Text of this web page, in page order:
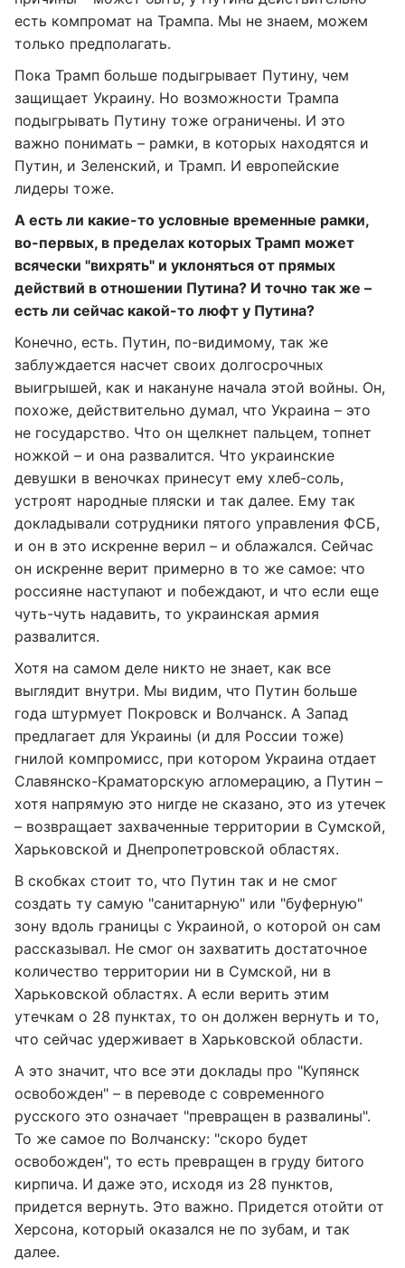
есть компромат на Трампа. Мы не знаем, можем
только предполагать.
Пока Трамп больше подыгрывает Путину, чем
защищает Украину. Но возможности Трампа
подыгрывать Путину тоже ограничены. И это
важно понимать – рамки, в которых находятся и
Путин, и Зеленский, и Трамп. И европейские
лидеры тоже.
А есть ли какие-то условные временные рамки,
во-первых, в пределах которых Трамп может
всячески "вихрять" и уклоняться от прямых
действий в отношении Путина? И точно так же –
есть ли сейчас какой-то люфт у Путина?
Конечно, есть. Путин, по-видимому, так же
заблуждается насчет своих долгосрочных
выигрышей, как и накануне начала этой войны. Он,
похоже, действительно думал, что Украина – это
не государство. Что он щелкнет пальцем, топнет
ножкой – и она развалится. Что украинские
девушки в веночках принесут ему хлеб-соль,
устроят народные пляски и так далее. Ему так
докладывали сотрудники пятого управления ФСБ,
и он в это искренне верил – и облажался. Сейчас
он искренне верит примерно в то же самое: что
россияне наступают и побеждают, и что если еще
чуть-чуть надавить, то украинская армия
развалится.
Хотя на самом деле никто не знает, как все
выглядит внутри. Мы видим, что Путин больше
года штурмует Покровск и Волчанск. А Запад
предлагает для Украины (и для России тоже)
гнилой компромисс, при котором Украина отдает
Славянско-Краматорскую агломерацию, а Путин –
хотя напрямую это нигде не сказано, это из утечек
– возвращает захваченные территории в Сумской,
Харьковской и Днепропетровской областях.
В скобках стоит то, что Путин так и не смог
создать ту самую "санитарную" или "буферную"
зону вдоль границы с Украиной, о которой он сам
рассказывал. Не смог он захватить достаточное
количество территории ни в Сумской, ни в
Харьковской областях. А если верить этим
утечкам о 28 пунктах, то он должен вернуть и то,
что сейчас удерживает в Харьковской области.
А это значит, что все эти доклады про "Купянск
освобожден" – в переводе с современного
русского это означает "превращен в развалины".
То же самое по Волчанску: "скоро будет
освобожден", то есть превращен в груду битого
кирпича. И даже это, исходя из 28 пунктов,
придется вернуть. Это важно. Придется отойти от
Херсона, который оказался не по зубам, и так
далее.